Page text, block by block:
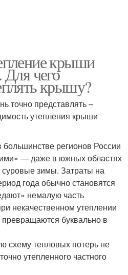
крыши
чего
крышу?
точно представлять –
утепления крыши
большинстве регионов России
— даже в южных областях
зимы. Затраты на
года обычно становятся
немалую часть
некачественном утеплении
буквально в
схему тепловых потерь не
утепленного частного